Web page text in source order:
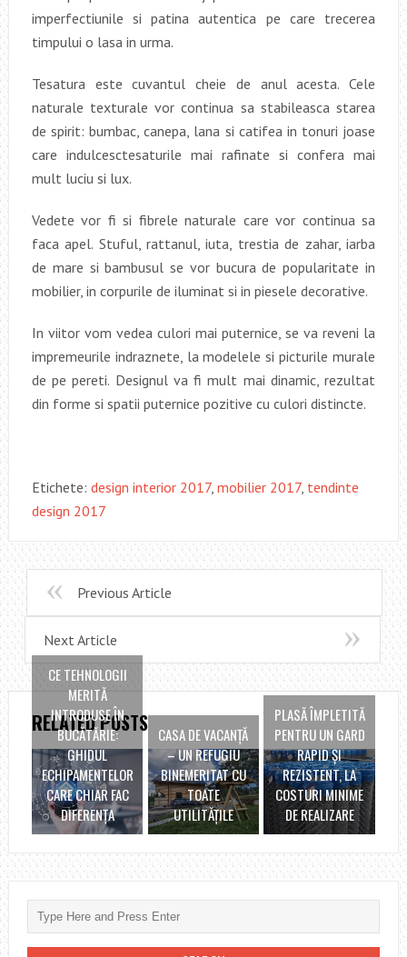
imperfectiunile si patina autentica pe care trecerea
timpului o lasa in urma.
Tesatura este cuvantul cheie de anul acesta. Cele
naturale texturale vor continua sa stabileasca starea
de spirit: bumbac, canepa, lana si catifea in tonuri joase
care indulcesctesaturile mai rafinate si confera mai
mult luciu si lux.
Vedete vor fi si fibrele naturale care vor continua sa
faca apel. Stuful, rattanul, iuta, trestia de zahar, iarba
de mare si bambusul se vor bucura de popularitate in
mobilier, in corpurile de iluminat si in piesele decorative.
In viitor vom vedea culori mai puternice, se va reveni la
impremeurile indraznete, la modelele si picturile murale
de pe pereti. Designul va fi mult mai dinamic, rezultat
din forme si spatii puternice pozitive cu culori distincte.
Etichete: design interior 2017, mobilier 2017, tendinte
design 2017
Previous Article
Next Article
RELATED POSTS
CE TEHNOLOGII
MERITĂ
INTRODUSE ÎN
BUCĂTĂRIE:
GHIDUL
ECHIPAMENTELOR
CARE CHIAR FAC
DIFERENȚA
CASA DE VACANŢĂ
– UN REFUGIU
BINEMERITAT CU
TOATE
UTILITĂŢILE
PLASĂ ÎMPLETITĂ
PENTRU UN GARD
RAPID ŞI
REZISTENT, LA
COSTURI MINIME
DE REALIZARE